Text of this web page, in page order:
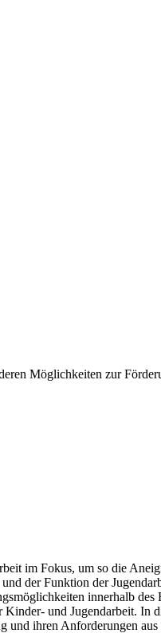
Möglichkeiten zur
im Fokus, um so die
der Funktion der
innerhalb
und Jugendarbeit. In
ihren Anforderungen